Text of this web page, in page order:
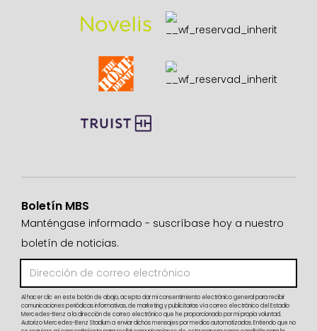
Boletín MBS
Manténgase informado - suscríbase hoy a nuestro
boletín de noticias.
Al hacer clic en este botón de abajo, acepto dar mi consentimiento electrónico general para recibir
comunicaciones periódicas informativas, de marketing y publicitarias vía correo electrónico del Estadio
Mercedes-Benz a la dirección de correo electrónico que he proporcionado por mi propia voluntad.
Autorizo Mercedes-Benz Stadium a enviar dichos mensajes por medios automatizados. Entiendo que no